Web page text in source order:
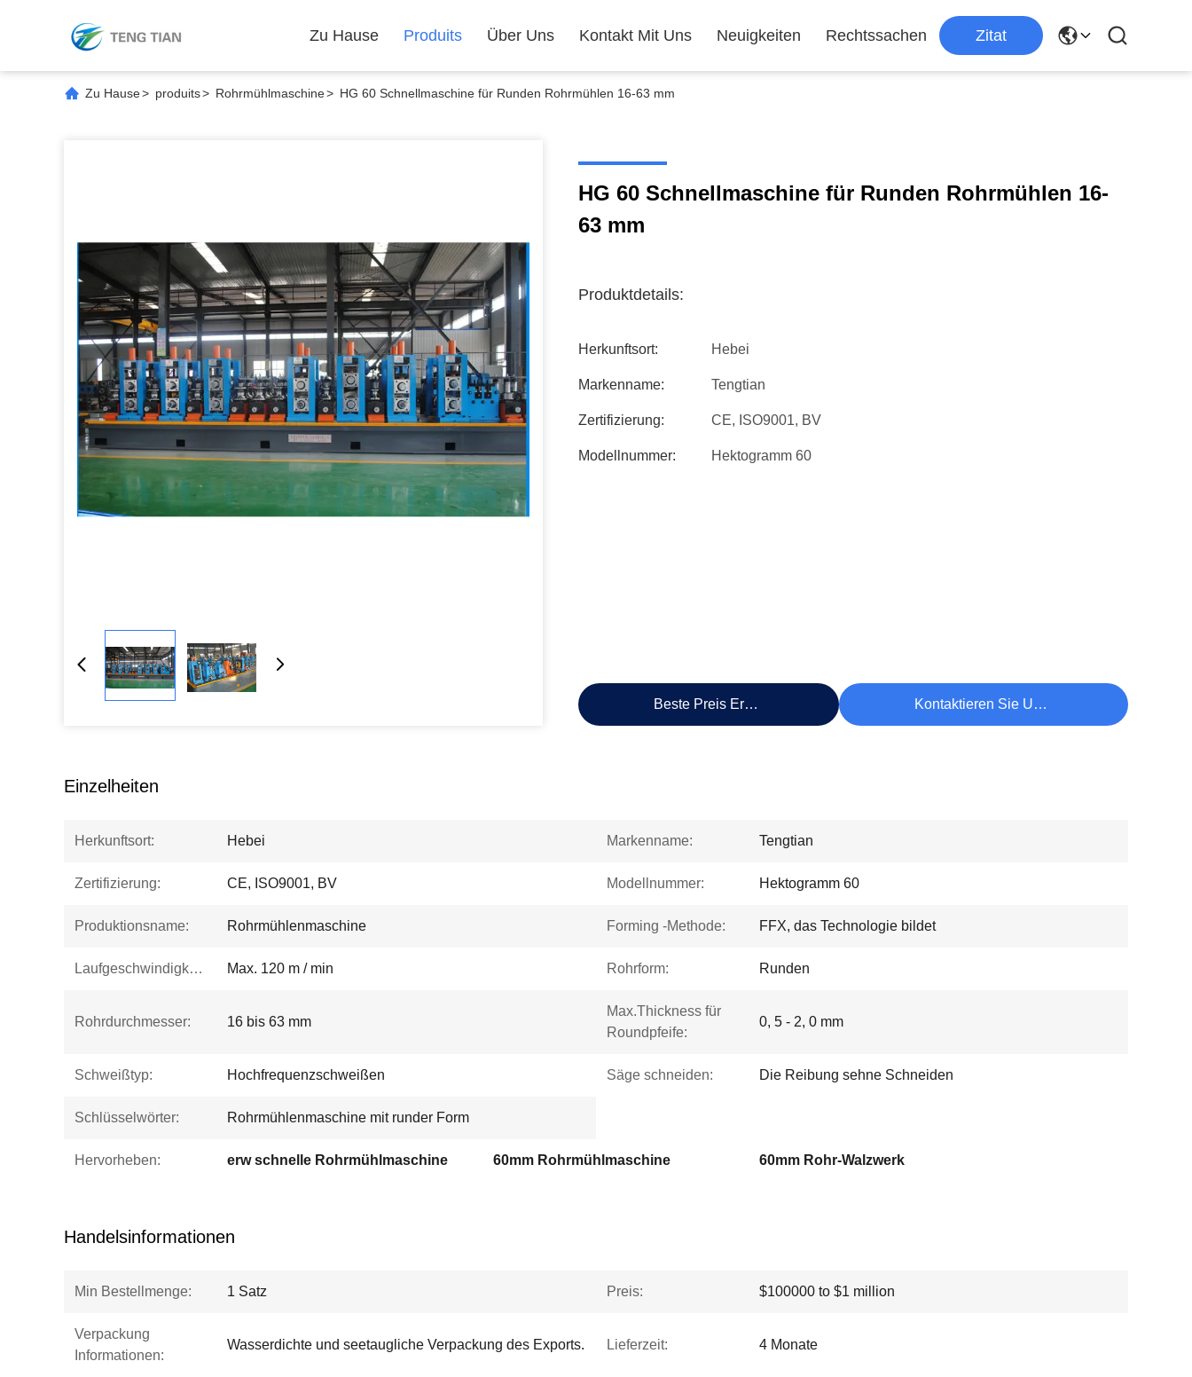
Zu Hause Produits Über Uns Kontakt Mit Uns Neuigkeiten Rechtssachen Zitat
Zu Hause> produits> Rohrmühlmaschine> HG 60 Schnellmaschine für Runden Rohrmühlen 16-63 mm
HG 60 Schnellmaschine für Runden Rohrmühlen 16-
63 mm
Produktdetails:
Herkunftsort: Hebei
Markenname: Tengtian
Zertifizierung: CE, ISO9001, BV
Modellnummer: Hektogramm 60
Beste Preis Erhalten Kontaktieren Sie Uns Jetzt
Einzelheiten
Herkunftsort: Hebei Markenname: Tengtian
Zertifizierung: CE, ISO9001, BV Modellnummer: Hektogramm 60
Produktionsname: Rohrmühlenmaschine Forming -Methode: FFX, das Technologie bildet
Laufgeschwindigkeit: Max. 120 m / min Rohrform: Runden
Rohrdurchmesser: 16 bis 63 mm
Max.Thickness für
Roundpfeife:
0, 5 - 2, 0 mm
Schweißtyp: Hochfrequenzschweißen Säge schneiden: Die Reibung sehne Schneiden
Schlüsselwörter: Rohrmühlenmaschine mit runder Form
Hervorheben: erw schnelle Rohrmühlmaschine 60mm Rohrmühlmaschine 60mm Rohr-Walzwerk
Handelsinformationen
Min Bestellmenge: 1 Satz Preis: $100000 to $1 million
Verpackung
Informationen:
Wasserdichte und seetaugliche Verpackung des Exports. Lieferzeit: 4 Monate